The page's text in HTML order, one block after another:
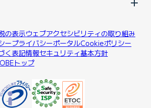
の表示ウェブアクセシビリティの取り組み
ープライバシーポータルCookieポリシー
く表記情報セキュリティ基本方針
トップ